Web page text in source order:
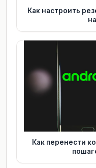
Как настроить
Как перенести